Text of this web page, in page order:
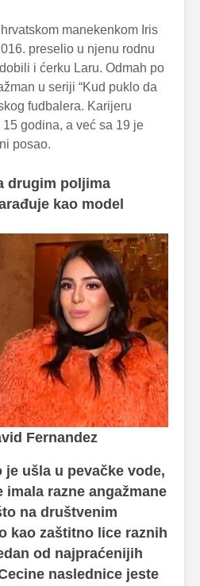
manekenkom Iris
preselio u njenu rodnu
i ćerku Laru. Odmah po
u seriji “Kud puklo da
fudbalera. Karijeru
godina, a već sa 19 je
posao.
drugim poljima
kao model
Fernandez
je ušla u pevačke vode,
imala razne angažmane
na društvenim
kao zaštitno lice raznih
od najpraćenijih
naslednice jeste